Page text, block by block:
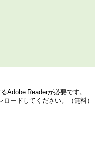
Adobe Readerが必要です。
ードしてください。（無料）